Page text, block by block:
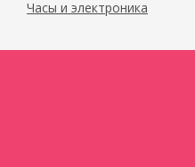
Часы и электроника